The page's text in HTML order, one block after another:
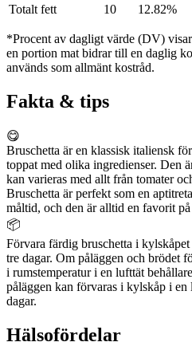
Totalt fett
10 12.82%
*Procent av dagligt värde (DV)
en portion mat bidrar till en daglig
används som allmänt kostråd.
Fakta & tips
😋
Bruschetta är en klassisk italiensk
toppat med olika ingredienser. Den
kan varieras med allt från tomater
Bruschetta är perfekt som en
måltid, och den är alltid en favorit
📦
Förvara färdig bruschetta i
tre dagar. Om påläggen och brödet
i rumstemperatur i en lufttät
påläggen kan förvaras i kylskåp i
dagar.
Hälsofördelar